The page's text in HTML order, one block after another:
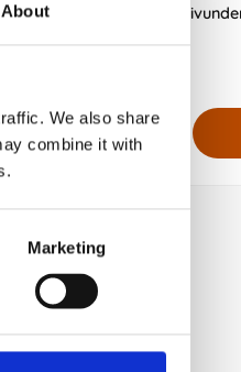
About
We also share
combine it with
Marketing
med